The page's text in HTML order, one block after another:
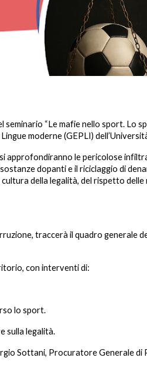
“Le mafie nello sport. Lo
moderne (GEPLI)
approfondiranno le pericolose
dopanti e il riciclaggio di
della legalità, del rispetto delle
traccerà il quadro generale
con interventi di:
lo sport.
sulla legalità.
Sottani, Procuratore Generale di